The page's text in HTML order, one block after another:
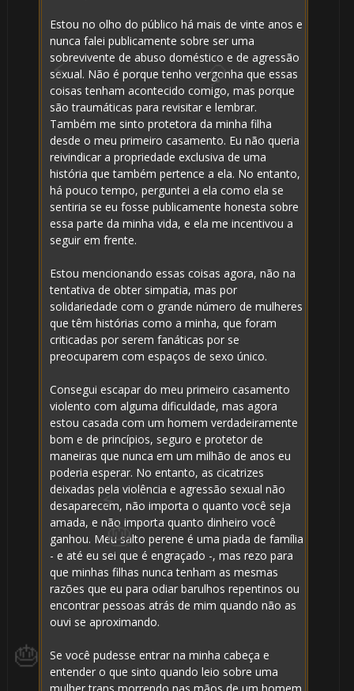
Estou no olho do público há mais de vinte anos e
nunca falei publicamente sobre ser uma
sobrevivente de abuso doméstico e de agressão
sexual. Não é porque tenho vergonha que essas
coisas tenham acontecido comigo, mas porque
são traumáticas para revisitar e lembrar.
Também me sinto protetora da minha filha
desde o meu primeiro casamento. Eu não queria
reivindicar a propriedade exclusiva de uma
história que também pertence a ela. No entanto,
há pouco tempo, perguntei a ela como ela se
sentiria se eu fosse publicamente honesta sobre
essa parte da minha vida, e ela me incentivou a
seguir em frente.
Estou mencionando essas coisas agora, não na
tentativa de obter simpatia, mas por
solidariedade com o grande número de mulheres
que têm histórias como a minha, que foram
criticadas por serem fanáticas por se
preocuparem com espaços de sexo único.
Consegui escapar do meu primeiro casamento
violento com alguma dificuldade, mas agora
estou casada com um homem verdadeiramente
bom e de princípios, seguro e protetor de
maneiras que nunca em um milhão de anos eu
poderia esperar. No entanto, as cicatrizes
deixadas pela violência e agressão sexual não
desaparecem, não importa o quanto você seja
amada, e não importa quanto dinheiro você
ganhou. Meu salto perene é uma piada de família
- e até eu sei que é engraçado -, mas rezo para
que minhas filhas nunca tenham as mesmas
razões que eu para odiar barulhos repentinos ou
encontrar pessoas atrás de mim quando não as
ouvi se aproximando.
Se você pudesse entrar na minha cabeça e
entender o que sinto quando leio sobre uma